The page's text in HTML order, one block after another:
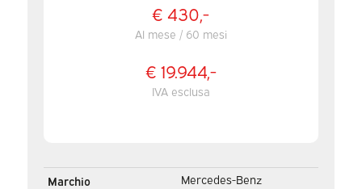
€ 430,-
Al mese / 60 mesi
€ 19.944,-
IVA esclusa
Marchio
Mercedes-Benz